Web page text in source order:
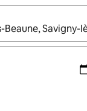
parcourez-les